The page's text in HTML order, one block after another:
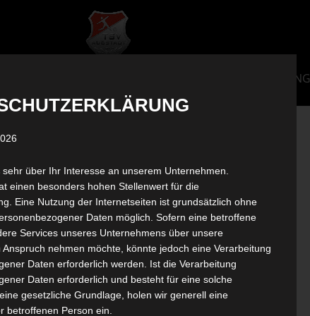
SPONSORING
über Ihr Interesse an unserem Unternehmen.
einen besonders hohen Stellenwert für die
Eine Nutzung der Internetseiten ist grundsätzlich ohne
Daten möglich. Sofern eine betroffene
Services unseres Unternehmens über unsere
Anspruch nehmen möchte, könnte jedoch eine Verarbeitung
Daten erforderlich werden. Ist die Verarbeitung
Daten erforderlich und besteht für eine solche
gesetzliche Grundlage, holen wir generell eine
betroffenen Person ein.